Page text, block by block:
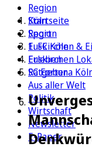
Region
Köln
Sport
1. FC Köln
Erleben
Ratgeber
Aus aller Welt
Politik
Wirtschaft
Newsletter
E-Paper
Startseite
Region
Euskirchen &
Euskirchen
SC Fortuna